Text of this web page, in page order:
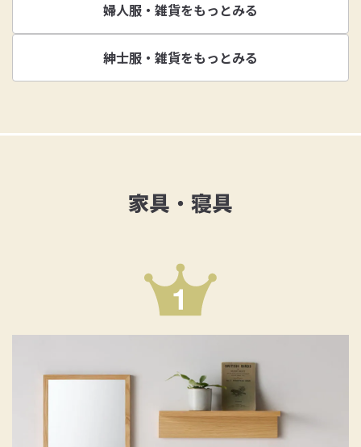
婦人服・雑貨をもっとみる
紳士服・雑貨をもっとみる
家具・寝具